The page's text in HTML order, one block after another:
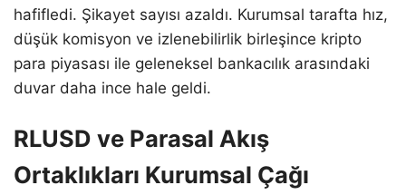
hafifledi. Şikayet sayısı azaldı. Kurumsal tarafta hız,
düşük komisyon ve izlenebilirlik birleşince kripto
para piyasası ile geleneksel bankacılık arasındaki
duvar daha ince hale geldi.
RLUSD ve Parasal Akış
Ortaklıkları Kurumsal Çağı